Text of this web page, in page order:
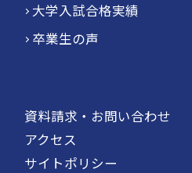
大学入試合格実績
卒業生の声
資料請求・お問い合わせ
アクセス
サイトポリシー